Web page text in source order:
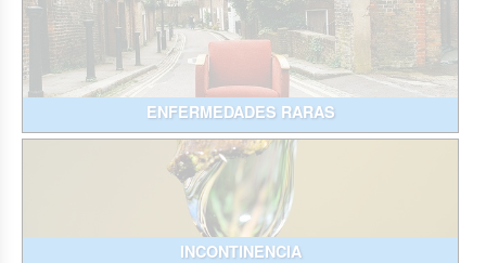
ENFERMEDADES RARAS
INCONTINENCIA